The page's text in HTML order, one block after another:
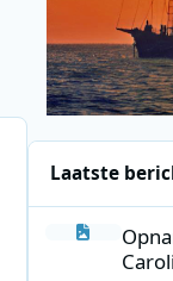
Laatste
Opnamen uit de